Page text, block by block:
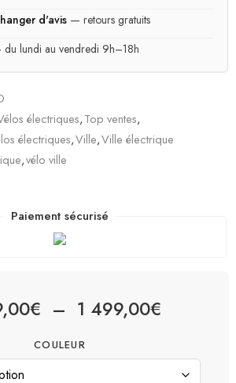
d'avis — retours gratuits
lundi au vendredi 9h–18h
électriques,Top ventes,
électriques,Ville,Ville électrique
,vélo ville
Paiement sécurisé
€ – 1 499,00€
COULEUR